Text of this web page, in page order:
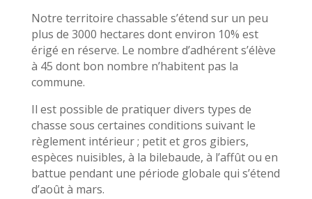
Notre territoire chassable s’étend sur un peu
plus de 3000 hectares dont environ 10% est
érigé en réserve. Le nombre d’adhérent s’élève
à 45 dont bon nombre n’habitent pas la
commune.
Il est possible de pratiquer divers types de
chasse sous certaines conditions suivant le
règlement intérieur ; petit et gros gibiers,
espèces nuisibles, à la bilebaude, à l’affût ou en
battue pendant une période globale qui s’étend
d’août à mars.